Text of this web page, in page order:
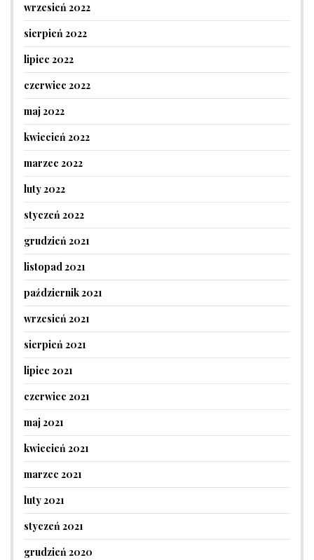
wrzesień 2022
sierpień 2022
lipiec 2022
czerwiec 2022
maj 2022
kwiecień 2022
marzec 2022
luty 2022
styczeń 2022
grudzień 2021
listopad 2021
październik 2021
wrzesień 2021
sierpień 2021
lipiec 2021
czerwiec 2021
maj 2021
kwiecień 2021
marzec 2021
luty 2021
styczeń 2021
grudzień 2020